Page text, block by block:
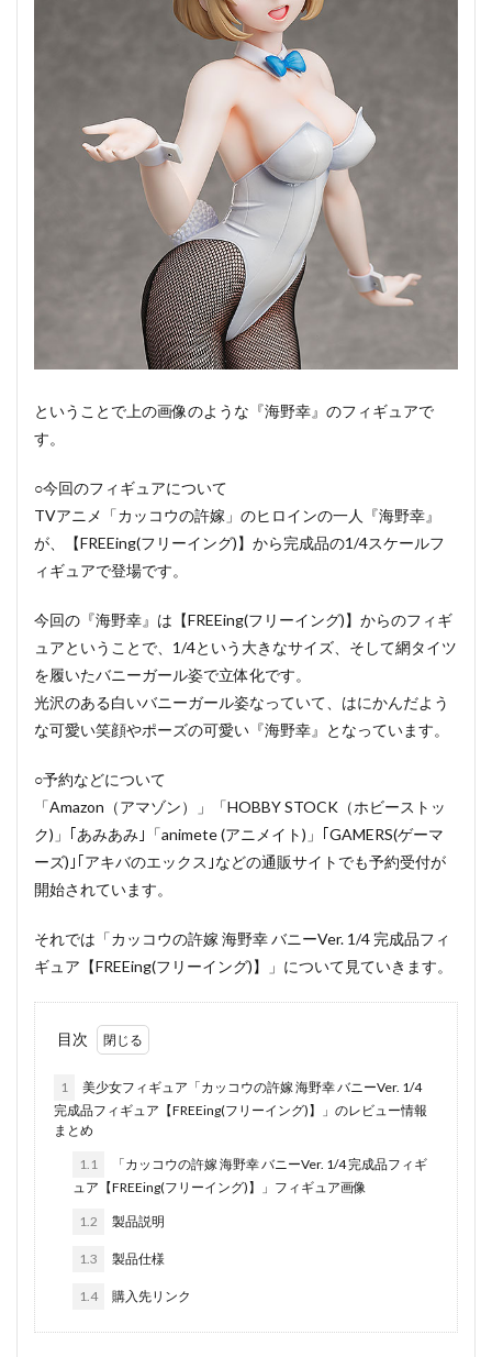
ということで上の画像のような『海野幸』のフィギュアで
す。
○今回のフィギュアについて
TVアニメ「カッコウの許嫁」のヒロインの一人『海野幸』
が、【FREEing(フリーイング)】から完成品の1/4スケールフ
ィギュアで登場です。
今回の『海野幸』は【FREEing(フリーイング)】からのフィギ
ュアということで、1/4という大きなサイズ、そして網タイツ
を履いたバニーガール姿で立体化です。
光沢のある白いバニーガール姿なっていて、はにかんだよう
な可愛い笑顔やポーズの可愛い『海野幸』となっています。
○予約などについて
「Amazon（アマゾン）」「HOBBY STOCK（ホビーストッ
ク)」｢あみあみ｣「animete (アニメイト)」｢GAMERS(ゲーマ
ーズ)｣｢アキバのエックス｣などの通販サイトでも予約受付が
開始されています。
それでは「カッコウの許嫁 海野幸 バニーVer. 1/4 完成品フィ
ギュア【FREEing(フリーイング)】」について見ていきます。
目次
1
美少女フィギュア「カッコウの許嫁 海野幸 バニーVer. 1/4
完成品フィギュア【FREEing(フリーイング)】」のレビュー情報
まとめ
1.1
「カッコウの許嫁 海野幸 バニーVer. 1/4 完成品フィギ
ュア【FREEing(フリーイング)】」フィギュア画像
1.2 製品説明
1.3 製品仕様
1.4 購入先リンク